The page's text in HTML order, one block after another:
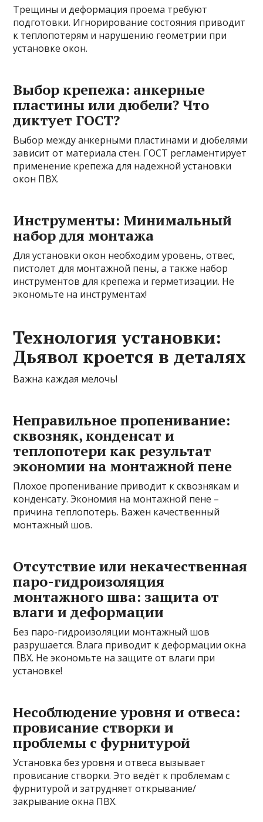
Трещины и деформация проема требуют
подготовки. Игнорирование состояния приводит
к теплопотерям и нарушению геометрии при
установке окон.
Выбор крепежа: анкерные
пластины или дюбели? Что
диктует ГОСТ?
Выбор между анкерными пластинами и дюбелями
зависит от материала стен. ГОСТ регламентирует
применение крепежа для надежной установки
окон ПВХ.
Инструменты: Минимальный
набор для монтажа
Для установки окон необходим уровень, отвес,
пистолет для монтажной пены, а также набор
инструментов для крепежа и герметизации. Не
экономьте на инструментах!
Технология установки:
Дьявол кроется в деталях
Важна каждая мелочь!
Неправильное пропенивание:
сквозняк, конденсат и
теплопотери как результат
экономии на монтажной пене
Плохое пропенивание приводит к сквознякам и
конденсату. Экономия на монтажной пене –
причина теплопотерь. Важен качественный
монтажный шов.
Отсутствие или некачественная
паро-гидроизоляция
монтажного шва: защита от
влаги и деформации
Без паро-гидроизоляции монтажный шов
разрушается. Влага приводит к деформации окна
ПВХ. Не экономьте на защите от влаги при
установке!
Несоблюдение уровня и отвеса:
провисание створки и
проблемы с фурнитурой
Установка без уровня и отвеса вызывает
провисание створки. Это ведёт к проблемам с
фурнитурой и затрудняет открывание/
закрывание окна ПВХ.